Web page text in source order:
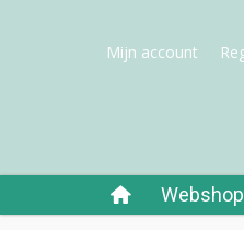
Mijn account
Webshop